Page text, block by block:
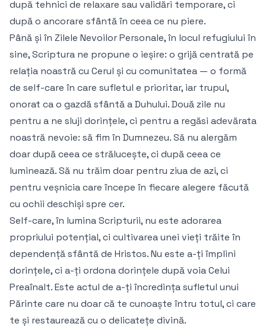
după tehnici de relaxare sau validări temporare, ci
după o ancorare sfântă în ceea ce nu piere.
Până și în Zilele Nevoilor Personale, în locul refugiului în
sine, Scriptura ne propune o ieșire: o grijă centrată pe
relația noastră cu Cerul și cu comunitatea — o formă
de self-care în care sufletul e prioritar, iar trupul,
onorat ca o gazdă sfântă a Duhului. Două zile nu
pentru a ne sluji dorințele, ci pentru a regăsi adevărata
noastră nevoie: să fim în Dumnezeu. Să nu alergăm
doar după ceea ce strălucește, ci după ceea ce
luminează. Să nu trăim doar pentru ziua de azi, ci
pentru veșnicia care începe în fiecare alegere făcută
cu ochii deschiși spre cer.
Self-care, în lumina Scripturii, nu este adorarea
propriului potențial, ci cultivarea unei vieți trăite în
dependență sfântă de Hristos. Nu este a-ți împlini
dorințele, ci a-ți ordona dorințele după voia Celui
Preaînalt. Este actul de a-ți încredința sufletul unui
Părinte care nu doar că te cunoaște întru totul, ci care
te și restaurează cu o delicatețe divină.